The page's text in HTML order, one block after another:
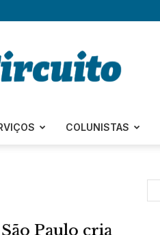
Revista COLUNISTAS
Paulo cria